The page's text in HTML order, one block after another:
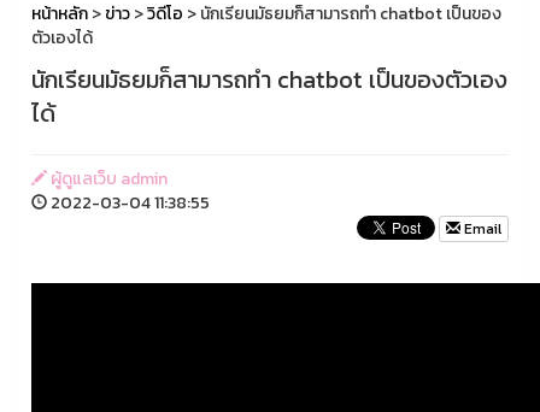
หน้าหลัก>ข่าว>วิดีโอ > นักเรียนมัธยมก็สามารถทำ chatbot เป็นของ
ตัวเองได้
นักเรียนมัธยมก็สามารถทำ chatbot เป็นของตัวเอง
ได้
ผู้ดูแลเว็บ admin
2022-03-04 11:38:55
Email